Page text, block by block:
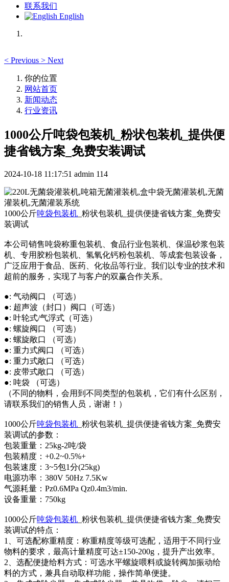
联系我们
English
< Previous > Next
你的位置
网站首页
新闻动态
行业资讯
1000公斤吨袋包装机_粉状包装机_提供便
捷省钱方案_免费安装调试
2024-10-18 11:17:51 admin 114
1000公斤吨袋包装机 _粉状包装机_提供便捷省钱方案_免费安
装调试
本公司销售吨袋称重包装机、食品行业包装机、保温砂浆包装
机、专用胶粉包装机、氢氧化钙粉包装机、等成套包装设备，
广泛应用于食品、医药、化妆品等行业。我们以专业的技术和
超前的服务，实现了与客户的双赢合作关系。
●: 气动阀口 （可选）
●: 超声波（封口）阀口（可选）
●: 叶轮式/气浮式（可选）
●: 螺旋阀口 （可选）
●: 螺旋敞口 （可选）
●: 重力式阀口 （可选）
●: 重力式敞口 （可选）
●: 皮带式敞口 （可选）
●: 吨袋 （可选）
（不同的物料，会用到不同类型的包装机，它们有什么区别，
请联系我们的销售人员，谢谢！）
1000公斤吨袋包装机 _粉状包装机_提供便捷省钱方案_免费安
装调试的参数：
包装重量：25kg-2吨/袋
包装精度：+0.2~0.5%+
包装速度：3~5包1分(25kg)
电源功率：380V 50Hz 7.5Kw
气源耗量：Pz0.6MPa Qz0.4m3/min.
设备重量：750kg
1000公斤吨袋包装机 _粉状包装机_提供便捷省钱方案_免费安
装调试的特点：
1、可选配称重精度：称重精度等级可选配，适用于不同行业
物料的要求，最高计量精度可达±150-200g，提升产出效率。
2、选配便捷给料方式：可选水平螺旋喂料或旋转阀加振动给
料的方式，兼具自动取样功能，操作简单便捷。